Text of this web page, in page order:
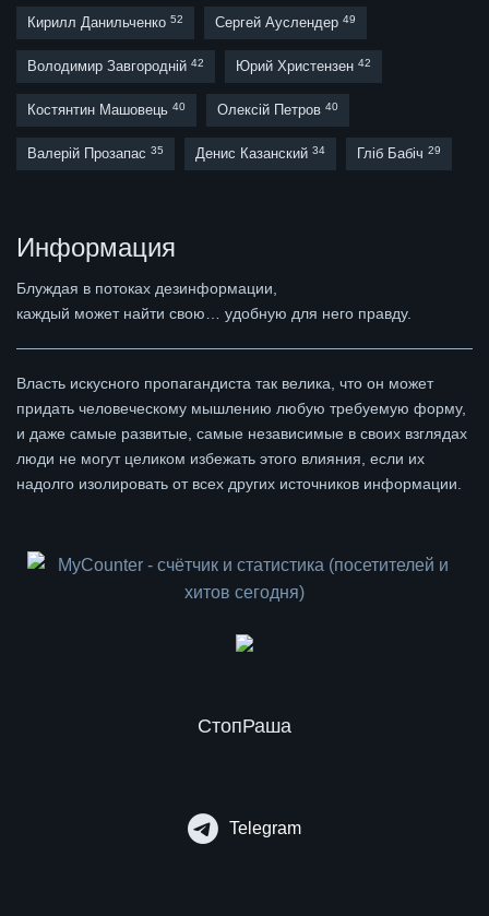
Кирилл Данильченко 52 Сергей Ауслендер 49
Володимир Завгородній 42 Юрий Христензен 42
Костянтин Машовець 40 Олексій Петров 40
Валерій Прозапас 35 Денис Казанский 34 Гліб Бабіч 29
Информация
Блуждая в потоках дезинформации,
каждый может найти свою… удобную для него правду.
Власть искусного пропагандиста так велика, что он может
придать человеческому мышлению любую требуемую форму,
и даже самые развитые, самые независимые в своих взглядах
люди не могут целиком избежать этого влияния, если их
надолго изолировать от всех других источников информации.
СтопРаша
Telegram